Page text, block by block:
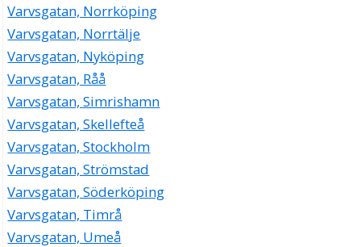
Varvsgatan, Norrköping
Varvsgatan, Norrtälje
Varvsgatan, Nyköping
Varvsgatan, Råå
Varvsgatan, Simrishamn
Varvsgatan, Skellefteå
Varvsgatan, Stockholm
Varvsgatan, Strömstad
Varvsgatan, Söderköping
Varvsgatan, Timrå
Varvsgatan, Umeå